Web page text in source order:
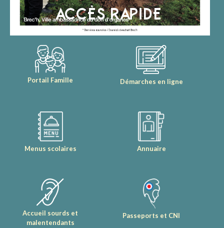
ACCÈS RAPIDE
Portail Famille Démarches en ligne
Menus scolaires Annuaire
Accueil sourds et
malentendants
Passeports et CNI